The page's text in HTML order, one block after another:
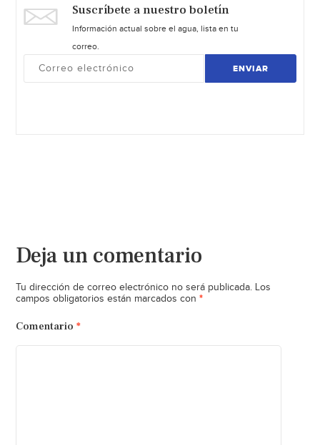
Suscríbete a nuestro boletín
Información actual sobre el agua, lista en tu
correo.
ENVIAR
Deja un comentario
Tu dirección de correo electrónico no será publicada. Los
campos obligatorios están marcados con *
Comentario *